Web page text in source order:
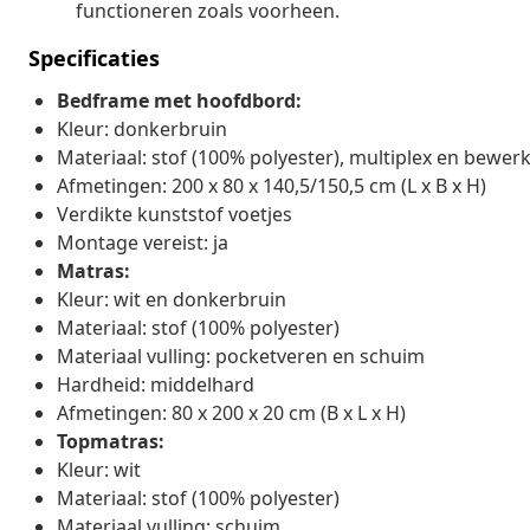
functioneren zoals voorheen.
Specificaties
Bedframe met hoofdbord:
Kleur: donkerbruin
Materiaal: stof (100% polyester), multiplex en
Afmetingen: 200 x 80 x 140,5/150,5 cm (L x B x H)
Verdikte kunststof voetjes
Montage vereist: ja
Matras:
Kleur: wit en donkerbruin
Materiaal: stof (100% polyester)
Materiaal vulling: pocketveren en schuim
Hardheid: middelhard
Afmetingen: 80 x 200 x 20 cm (B x L x H)
Topmatras:
Kleur: wit
Materiaal: stof (100% polyester)